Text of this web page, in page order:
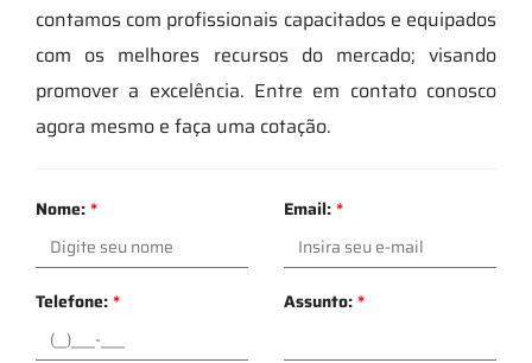
contamos com profissionais capacitados e equipados
com os melhores recursos do mercado; visando
promover a excelência. Entre em contato conosco
agora mesmo e faça uma cotação.
Nome:* Email:*
Telefone:* Assunto:*